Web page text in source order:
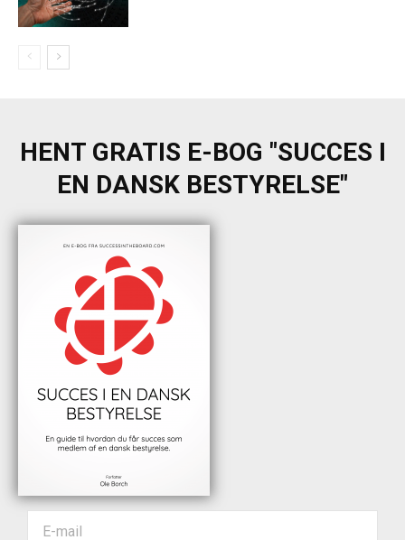
HENT GRATIS E-BOG "SUCCES I
EN DANSK BESTYRELSE"